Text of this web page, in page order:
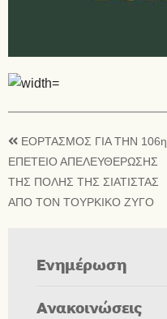
ΕΟΡΤΑΣΜΟΣ ΓΙΑ ΤΗΝ 106η
ΕΠΕΤΕΙΟ ΑΠΕΛΕΥΘΕΡΩΣΗΣ
ΤΗΣ ΠΟΛΗΣ ΤΗΣ ΣΙΑΤΙΣΤΑΣ
ΑΠΟ ΤΟΝ ΤΟΥΡΚΙΚΟ ΖΥΓΟ
Ενημέρωση
Ανακοινώσεις